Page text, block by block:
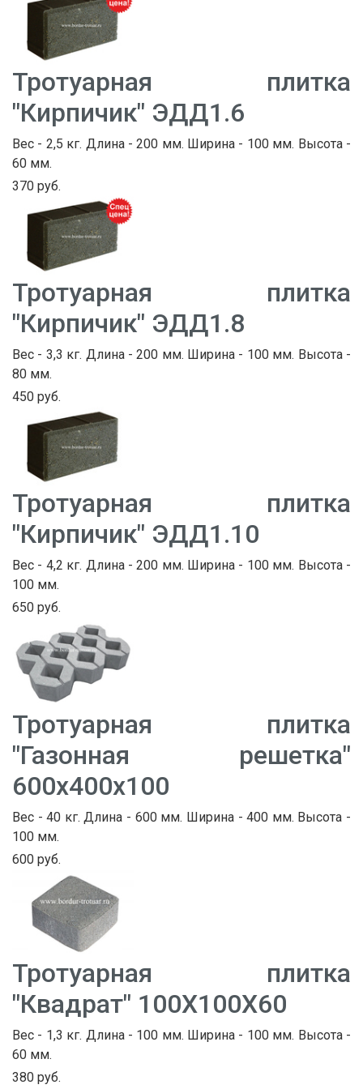
Тротуарная плитка
"Кирпичик" ЭДД1.6
Вес - 2,5 кг. Длина - 200 мм. Ширина - 100 мм. Высота -
60 мм.
370 руб.
Тротуарная плитка
"Кирпичик" ЭДД1.8
Вес - 3,3 кг. Длина - 200 мм. Ширина - 100 мм. Высота -
80 мм.
450 руб.
Тротуарная плитка
"Кирпичик" ЭДД1.10
Вес - 4,2 кг. Длина - 200 мм. Ширина - 100 мм. Высота -
100 мм.
650 руб.
Тротуарная плитка
"Газонная решетка"
600х400х100
Вес - 40 кг. Длина - 600 мм. Ширина - 400 мм. Высота -
100 мм.
600 руб.
Тротуарная плитка
"Квадрат" 100Х100Х60
Вес - 1,3 кг. Длина - 100 мм. Ширина - 100 мм. Высота -
60 мм.
380 руб.